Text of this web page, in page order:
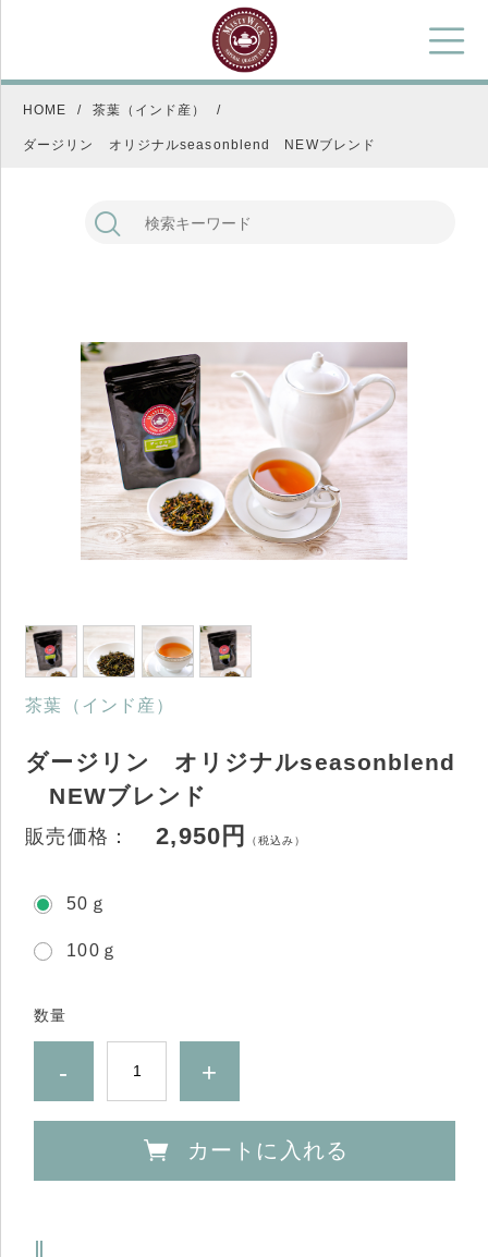
HOME 茶葉（インド産）
ダージリン オリジナルseasonblend NEWブレンド
茶葉（インド産）
ダージリン オリジナルseasonblend
NEWブレンド
販売価格： 2,950円 （税込み）
50ｇ
100ｇ
数量
- +
カートに入れる